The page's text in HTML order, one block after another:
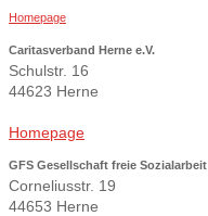
Homepage
Caritasverband Herne e.V.
Schulstr. 16
44623 Herne
Homepage
GFS Gesellschaft freie Sozialarbeit
Corneliusstr. 19
44653 Herne